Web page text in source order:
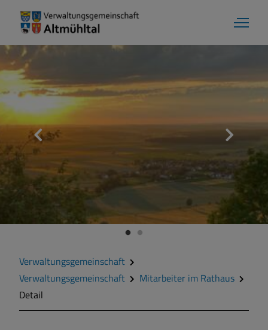
Verwaltungsgemeinschaft
Verwaltungsgemeinschaft
Mitarbeiter im Rathaus
Detail